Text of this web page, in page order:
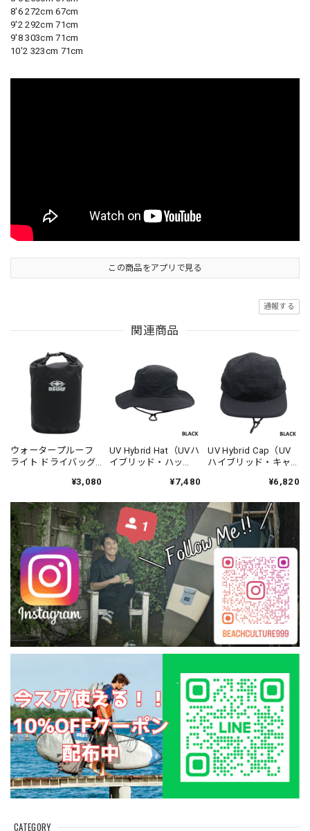
CATEGORY
8'6 272cm 67cm
9'2 292cm 71cm
9'8 303cm 71cm
10'2 323cm 71cm
この商品をアプリで見る
通報する
関連商品
ウォータープルーフ
ライト ドライバッグ -
¥3,080
UV Hybrid Hat（UVハ
イブリッド・ハッ
¥7,480
UV Hybrid Cap（UV
ハイブリッド・キャ
¥6,820